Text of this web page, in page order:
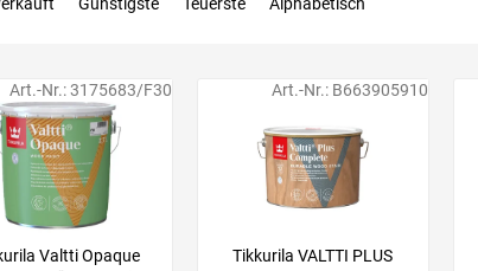
Valtti Opaque
Art.-Nr.:3175683/F30
Tikkurila VALTTI PLUS
Art.-Nr.: B663905910